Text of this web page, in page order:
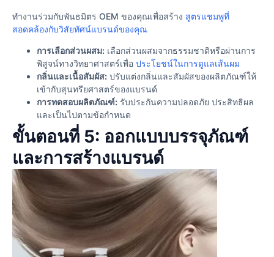
ทำงานร่วมกับพันธมิตร OEM ของคุณเพื่อสร้าง สูตรแชมพูที่
สอดคล้องกับวิสัยทัศน์แบรนด์ของคุณ
การเลือกส่วนผสม: เลือกส่วนผสมจากธรรมชาติหรือผ่านการ
พิสูจน์ทางวิทยาศาสตร์เพื่อ ประโยชน์ในการดูแลเส้นผม
กลิ่นและเนื้อสัมผัส: ปรับแต่งกลิ่นและสัมผัสของผลิตภัณฑ์ให้
เข้ากับสุนทรียศาสตร์ของแบรนด์
การทดสอบผลิตภัณฑ์: รับประกันความปลอดภัย ประสิทธิผล
และเป็นไปตามข้อกำหนด
ขั้นตอนที่ 5: ออกแบบบรรจุภัณฑ์
และการสร้างแบรนด์